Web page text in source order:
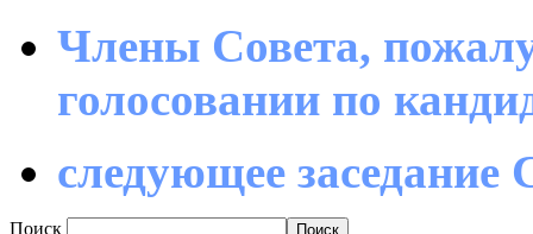
Члены Совета,
голосовании по
следующее заседание
Поиск